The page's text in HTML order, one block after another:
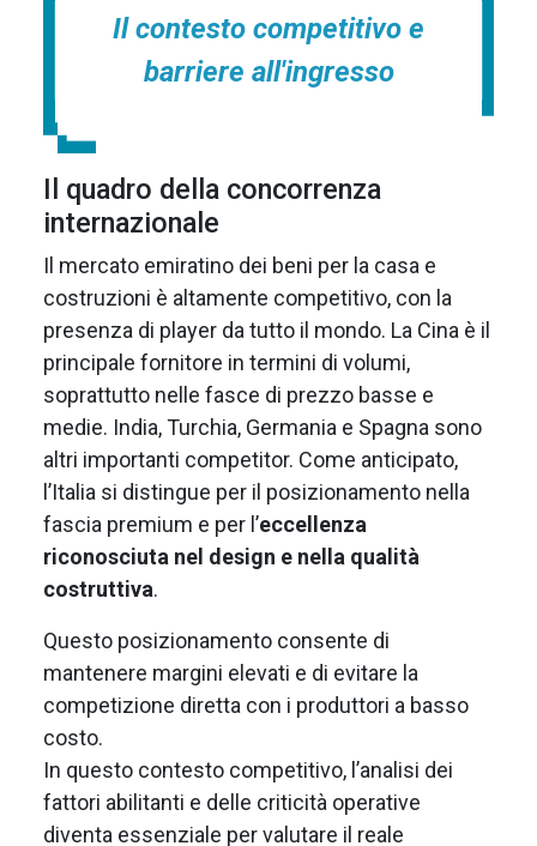
Il contesto competitivo e
barriere all'ingresso
Il quadro della concorrenza
internazionale
Il mercato emiratino dei beni per la casa e
costruzioni è altamente competitivo, con la
presenza di player da tutto il mondo. La Cina è il
principale fornitore in termini di volumi,
soprattutto nelle fasce di prezzo basse e
medie. India, Turchia, Germania e Spagna sono
altri importanti competitor. Come anticipato,
l’Italia si distingue per il posizionamento nella
fascia premium e per l’eccellenza
riconosciuta nel design e nella qualità
costruttiva.
Questo posizionamento consente di
mantenere margini elevati e di evitare la
competizione diretta con i produttori a basso
costo.
In questo contesto competitivo, l’analisi dei
fattori abilitanti e delle criticità operative
diventa essenziale per valutare il reale